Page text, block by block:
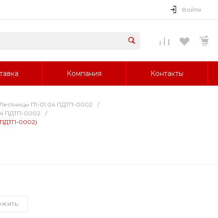
Войти
Компания Контакты
П1-01.04 ПДТП-0002
/
ПДТП-0002
/
0002)